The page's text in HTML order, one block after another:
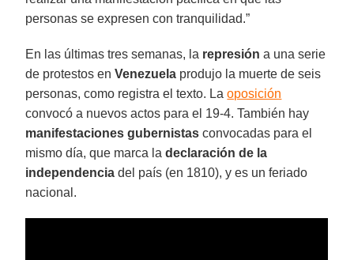
personas se expresen con tranquilidad.”
En las últimas tres semanas, la represión a una serie
de protestos enVenezuela produjo la muerte de seis
personas, como registra el texto. Laoposición
convocó a nuevos actos para el 19-4. También hay
manifestaciones gubernistas convocadas para el
mismo día, que marca ladeclaración de la
independencia del país (en 1810), y es un feriado
nacional.